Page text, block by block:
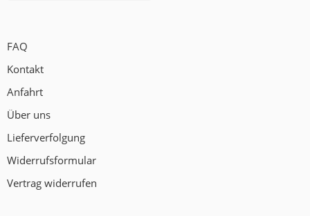
FAQ
Kontakt
Anfahrt
Über uns
Lieferverfolgung
Widerrufsformular
Vertrag widerrufen